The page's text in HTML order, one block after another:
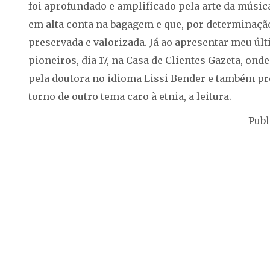
foi aprofundado e amplificado pela arte da
em alta conta na bagagem e que, por
preservada e valorizada. Já ao apresentar meu
pioneiros, dia 17, na Casa de Clientes Gazeta,
pela doutora no idioma Lissi Bender e também
torno de outro tema caro à etnia, a leitura.